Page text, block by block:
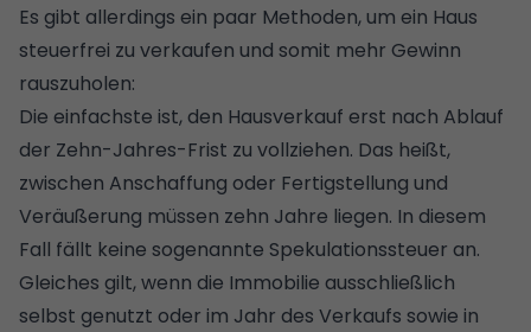
Es gibt allerdings ein paar Methoden, um ein Haus
steuerfrei zu verkaufen und somit mehr Gewinn
rauszuholen:
Die einfachste ist, den Hausverkauf erst nach Ablauf
der Zehn-Jahres-Frist zu vollziehen. Das heißt,
zwischen Anschaffung oder Fertigstellung und
Veräußerung müssen zehn Jahre liegen. In diesem
Fall fällt keine sogenannte Spekulationssteuer an.
Gleiches gilt, wenn die Immobilie ausschließlich
selbst genutzt oder im Jahr des Verkaufs sowie in